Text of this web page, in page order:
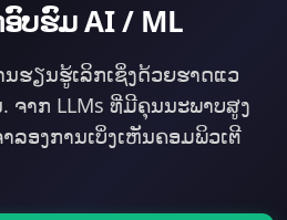
ບຮົມ AI / ML
ຮຽນຮູ້ເລິກເຊິ່ງດ້ວຍຮາດແວ
ຈາກ LLMs ທີ່ມີຄຸນນະພາບສູງ
ລອງການເບິ່ງເຫັນຄອມພິວເຕີ